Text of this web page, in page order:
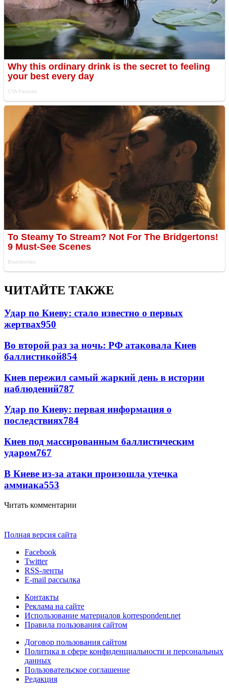
ЧИТАЙТЕ ТАКЖЕ
Удар по Киеву: стало известно о первых
жертвах950
Во второй раз за ночь: РФ атаковала Киев
баллистикой854
Киев пережил самый жаркий день в истории
наблюдений787
Удар по Киеву: первая информация о
последствиях784
Киев под массированным баллистическим
ударом767
В Киеве из-за атаки произошла утечка
аммиака553
Читать комментарии
Полная версия сайта
Facebook
Twitter
RSS-ленты
E-mail рассылка
Контакты
Реклама на сайте
Использование материалов korrespondent.net
Правила пользования сайтом
Договор пользования сайтом
Политика в сфере конфиденциальности и персональных
данных
Пользовательское соглашение
Редакция